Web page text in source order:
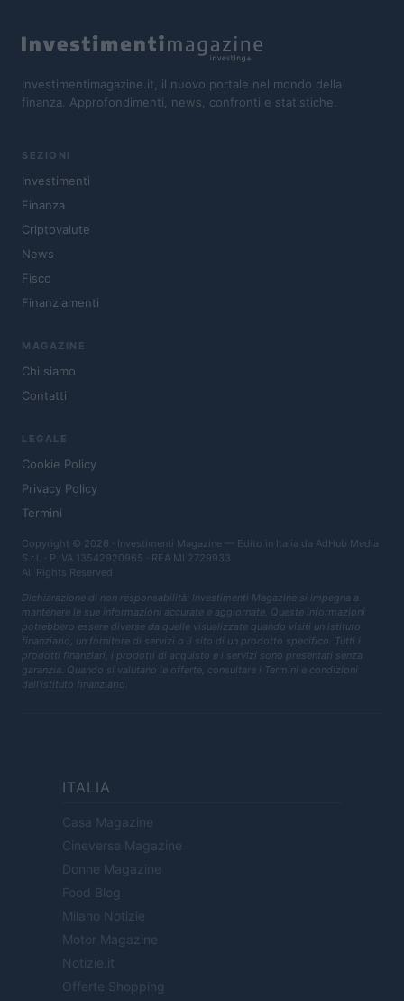
Investimentimagazine.it, il nuovo portale nel mondo della
finanza. Approfondimenti, news, confronti e statistiche.
SEZIONI
Investimenti
Finanza
Criptovalute
News
Fisco
Finanziamenti
MAGAZINE
Chi siamo
Contatti
LEGALE
Cookie Policy
Privacy Policy
Termini
Copyright © 2026 · Investimenti Magazine — Edito in Italia da AdHub Media
S.r.l. · P.IVA 13542920965 · REA MI 2729933
All Rights Reserved
Dichiarazione di non responsabilità: Investimenti Magazine si impegna a
mantenere le sue informazioni accurate e aggiornate. Queste informazioni
potrebbero essere diverse da quelle visualizzate quando visiti un istituto
finanziario, un fornitore di servizi o il sito di un prodotto specifico. Tutti i
prodotti finanziari, i prodotti di acquisto e i servizi sono presentati senza
garanzia. Quando si valutano le offerte, consultare i Termini e condizioni
dell'istituto finanziario.
ITALIA
Casa Magazine
Cineverse Magazine
Donne Magazine
Food Blog
Milano Notizie
Motor Magazine
Notizie.it
Offerte Shopping